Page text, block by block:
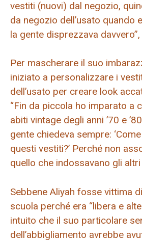
vestiti (nuovi) dal negozio,
da negozio dell’usato quando
la gente disprezzava
Per mascherare il suo
iniziato a personalizzare i
dell’usato per creare look
“Fin da piccola ho imparato a
abiti vintage degli anni ’70 e
gente chiedeva sempre:
questi vestiti?’ Perché non
quello che indossavano gli altri
Sebbene Aliyah fosse vittima
scuola perché era “libera e
intuito che il suo particolare
dell’abbigliamento avrebbe